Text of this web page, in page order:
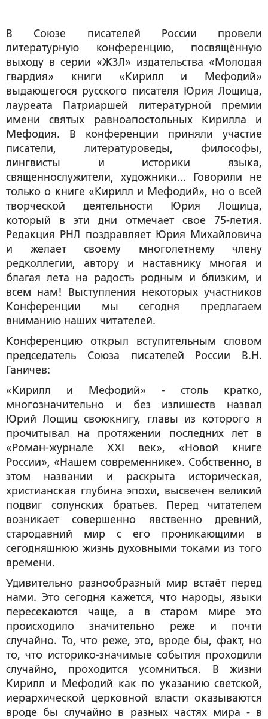
В Союзе писателей России провели
литературную конференцию, посвящённую
выходу в серии «ЖЗЛ» издательства «Молодая
гвардия» книги «Кирилл и Мефодий»
выдающегося русского писателя Юрия Лощица,
лауреата Патриаршей литературной премии
имени святых равноапостольных Кирилла и
Мефодия. В конференции приняли участие
писатели, литературоведы, философы,
лингвисты и историки языка,
священнослужители, художники... Говорили не
только о книге «Кирилл и Мефодий», но о всей
творческой деятельности Юрия Лощица,
который в эти дни отмечает свое 75-летия.
Редакция РНЛ поздравляет Юрия Михайловича
и желает своему многолетнему члену
редколлегии, автору и наставнику многая и
благая лета на радость родным и близким, и
всем нам! Выступления некоторых участников
Конференции мы сегодня предлагаем
вниманию наших читателей.
Конференцию открыл вступительным словом
председатель Союза писателей России В.Н.
Ганичев:
«Кирилл и Мефодий» - столь кратко,
многозначительно и без излишеств назвал
Юрий Лощиц своюкнигу, главы из которого я
прочитывал на протяжении последних лет в
«Роман-журнале XXI век», «Новой книге
России», «Нашем современнике». Собственно, в
этом названии и раскрыта историческая,
христианская глубина эпохи, высвечен великий
подвиг солунских братьев. Перед читателем
возникает совершенно явственно древний,
стародавний мир с его проникающими в
сегодняшнюю жизнь духовными токами из того
времени.
Удивительно разнообразный мир встаёт перед
нами. Это сегодня кажется, что народы, языки
пересекаются чаще, а в старом мире это
происходило значительно реже и почти
случайно. То, что реже, это, вроде бы, факт, но
то, что историко-значимые события проходили
случайно, проходится усомниться. В жизни
Кирилл и Мефодий как по указанию светской,
иерархической церковной власти оказываются
вроде бы случайно в разных частях мира - в